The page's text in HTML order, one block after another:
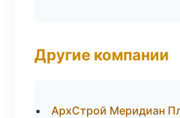
Другие компании
АрхСтрой Меридиан